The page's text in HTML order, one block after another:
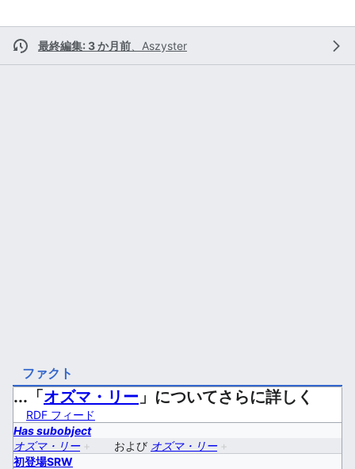
最終編集: 3 か月前 Aszyster
ファクト
...「オズマ・リー 」についてさらに詳しく
RDF フィード
Has subobject
オズマ・リー + および オズマ・リー +
初登場SRW